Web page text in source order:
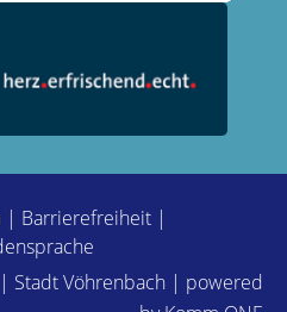
| Barrierefreiheit |
Stadt Vöhrenbach | powered